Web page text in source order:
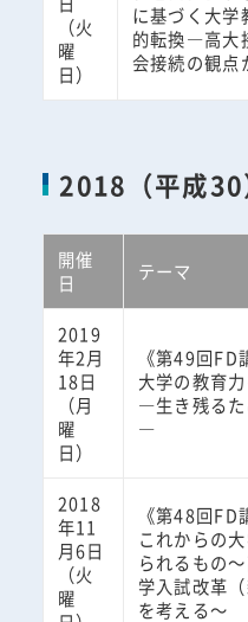
（火
曜
日）
に基づく大学
的転換―高大
会接続の観
2018（平成30
開催
日
テーマ
2019
年2月
18日
（月
曜
日）
《第49回FD
大学の教育
―生き残る
―
2018
年11
月6日
（火
曜
《第48回FD
これからの
られるもの
学入試改革（
を考える～